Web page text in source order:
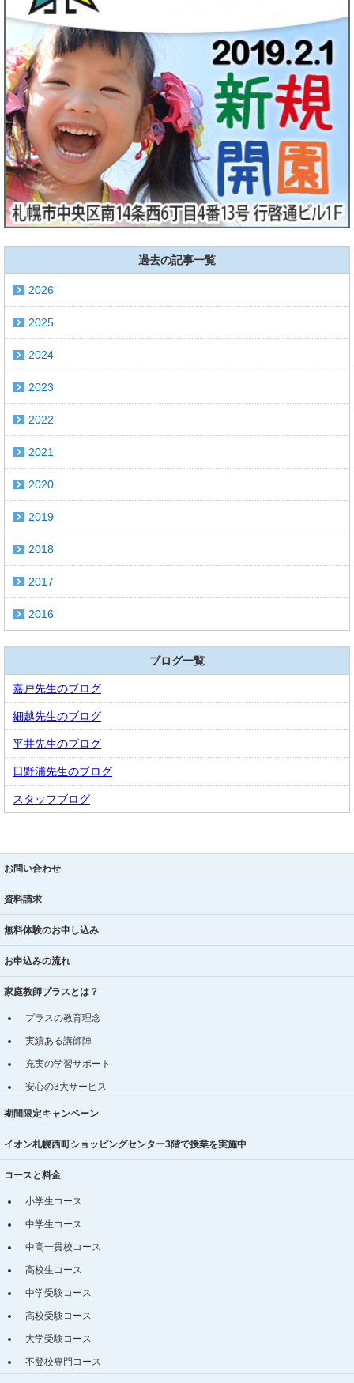
過去の記事一覧
2026
2025
2024
2023
2022
2021
2020
2019
2018
2017
2016
ブログ一覧
嘉戸先生のブログ
細越先生のブログ
平井先生のブログ
日野浦先生のブログ
スタッフブログ
お問い合わせ
資料請求
無料体験のお申し込み
お申込みの流れ
家庭教師プラスとは？
プラスの教育理念
実績ある講師陣
充実の学習サポート
安心の3大サービス
期間限定キャンペーン
イオン札幌西町ショッピングセンター3階で授業を実施中
コースと料金
小学生コース
中学生コース
中高一貫校コース
高校生コース
中学受験コース
高校受験コース
大学受験コース
不登校専門コース